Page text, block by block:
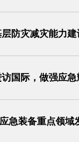
防灾减灾能力建
国际，做强应急
急装备重点领域